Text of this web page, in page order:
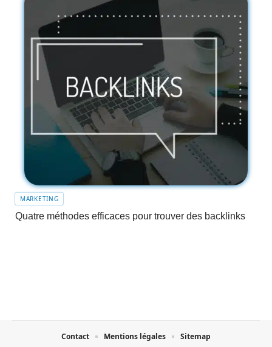
MARKETING
Quatre méthodes efficaces pour trouver des backlinks
Contact Mentions légales Sitemap